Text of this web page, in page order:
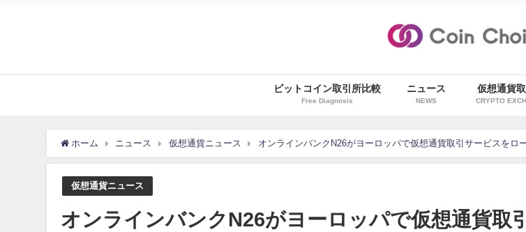
ビットコイン取引所比較
Free Diagnosis
ニュース
NEWS
仮想通貨
CRYPTO
ホーム ニュース 仮想通貨ニュース オンラインバンクN26がヨーロッパで仮想通貨取引サービスをロ
仮想通貨ニュース
オンラインバンクN26がヨーロッパで仮想通貨取